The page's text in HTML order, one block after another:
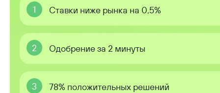
1 Ставки ниже рынка на 0,5%
2 Одобрение за 2 минуты
3 78% положительных решений